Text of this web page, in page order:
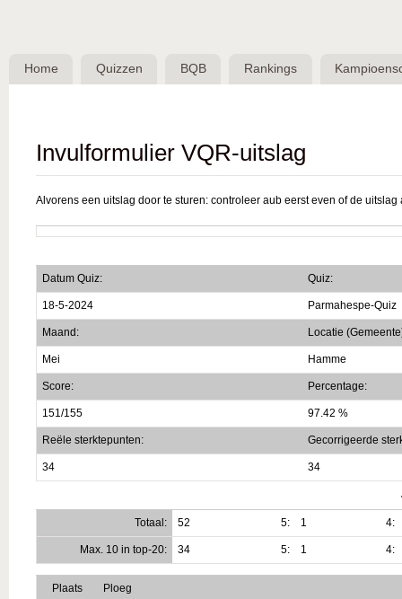
Belgische
QuizBond
Home Quizzen BQB Rankings
Invulformulier VQR-uitslag
Alvorens een uitslag door te sturen: controleer aub eerst even of de
Datum Quiz: Quiz:
18-5-2024 Parmahespe-Quiz
Maand: Locatie
Mei Hamme
Score: Percentage:
151/155 97.42 %
Reële sterktepunten: Gecorrigeerde
34 34
Totaal:
52 5: 1 4:
Max. 10 in top-20: 34 5: 1 4:
Plaats Ploeg